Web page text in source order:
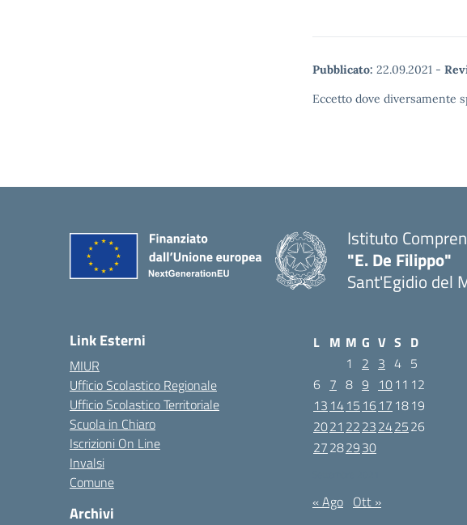
Pubblicato: 22.09.2021 -
Eccetto dove diversamente
Istituto
"E. De Filippo"
Sant'Egidio del
Link Esterni
MIUR
Ufficio Scolastico Regionale
Ufficio Scolastico Territoriale
Scuola in Chiaro
Iscrizioni On Line
Invalsi
Comune
Archivi
L M M G V S D
1
2 3 4 5
6 7 8 9 1011 12
13 1415 1617 1819
2021 2223242526
27282930
« Ago Ott »